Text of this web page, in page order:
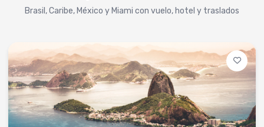
Brasil, Caribe, México y Miami con vuelo, hotel y traslados